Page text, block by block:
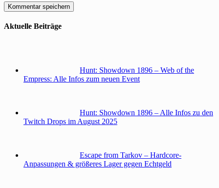
Aktuelle Beiträge
Hunt: Showdown 1896 – Web of the
Empress: Alle Infos zum neuen Event
Hunt: Showdown 1896 – Alle Infos zu den
Twitch Drops im August 2025
Escape from Tarkov – Hardcore-
Anpassungen & größeres Lager gegen Echtgeld